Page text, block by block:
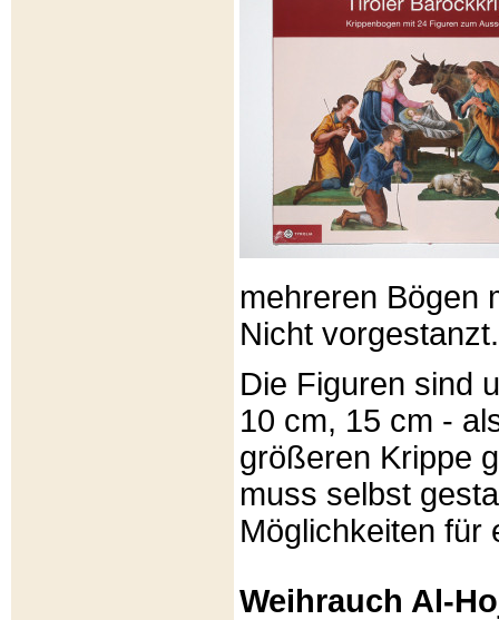
mehreren Bögen
Nicht vorgestanzt.
Die Figuren sind
10 cm, 15 cm -
größeren Krippe
muss selbst
Möglichkeiten für
Weihrauch Al-